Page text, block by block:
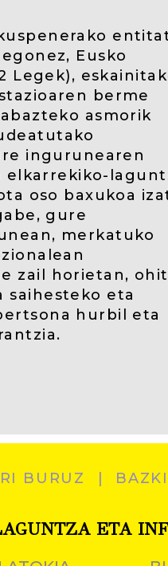
Eusko
Legek),
berme
asmorik
ingurunearen
oso baxukoa
gure
merkatuko
zail horietan,
saihesteko eta
hurbil eta
BURUZ
ETA